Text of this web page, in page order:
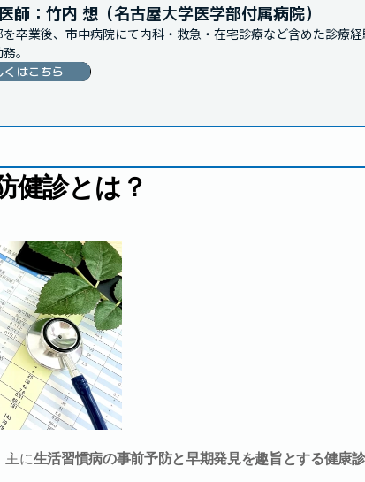
師：竹内 想（名古屋大学医学部付属病院）
を卒業後、市中病院にて内科・救急・在宅診療など含めた診療
くはこちら
健診とは？
主に生活習慣病の事前予防と早期発見を趣旨とする健康